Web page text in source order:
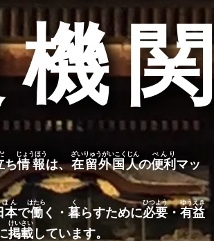
関
ち情報
じょうほう
は、在留外国人
ざいりゅうがいこくじん
の便利
べんり
マッ
本
ほん
で働
はたら
く・ 暮
く
らすために必要
ひつよう
・有益
ゆうえき
掲載
けいさい
しています。